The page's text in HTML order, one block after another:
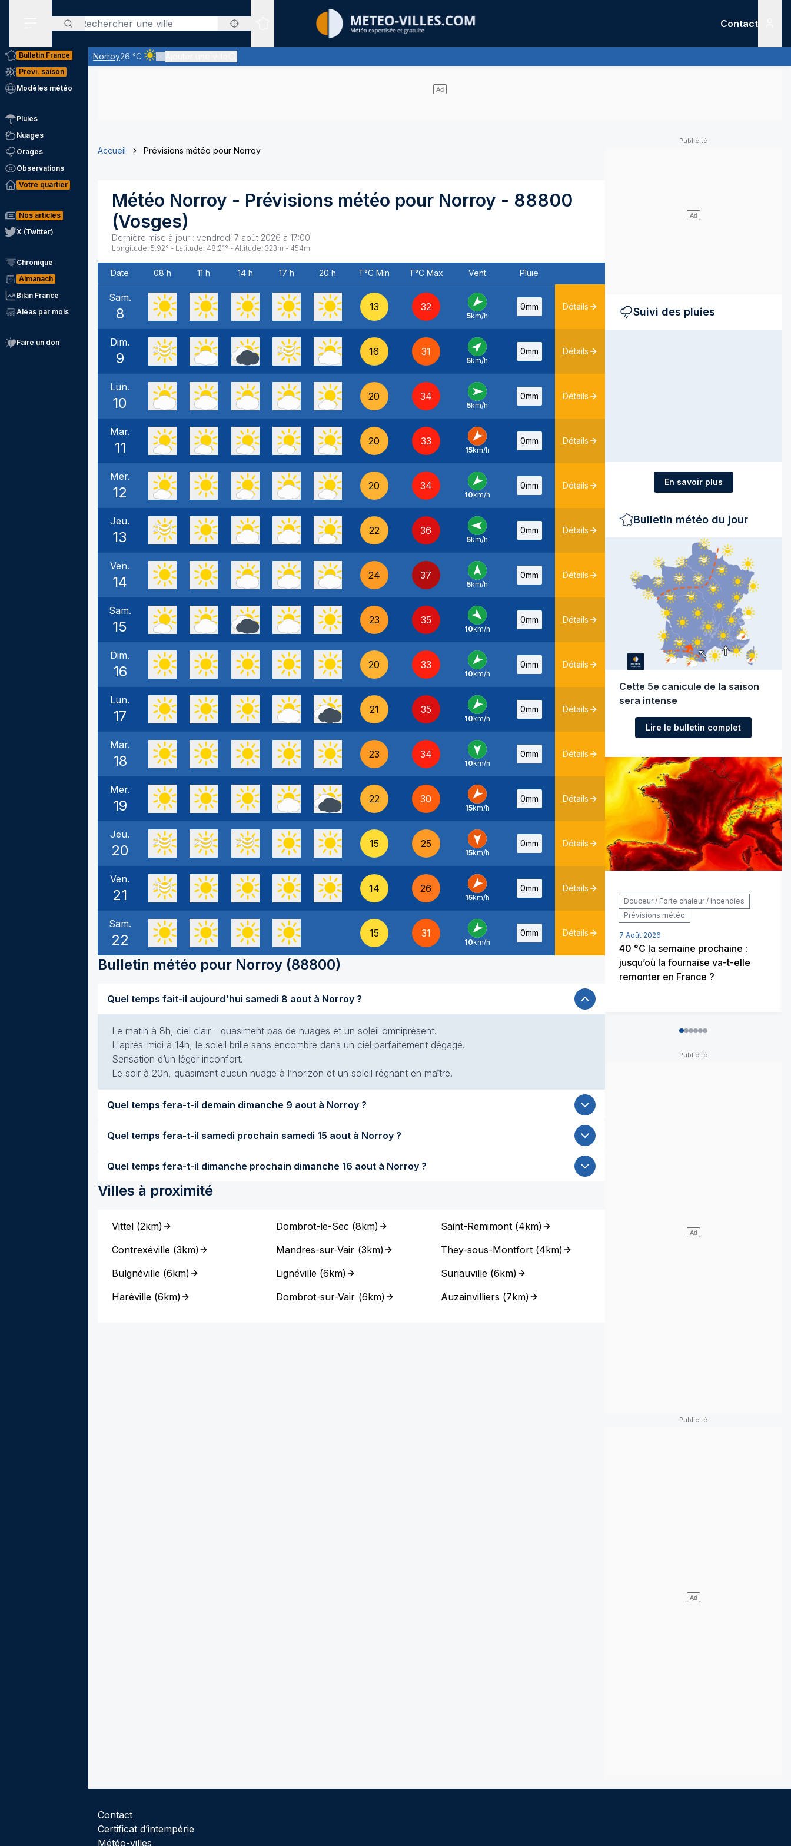
Rechercher
Sites expertis&eacute;s
Contact
Norroy26 °C
Ciel clair - quasiment pas de nuages et un soleil omniprésent
Bulletin France
Prévi. saison
Modèles météo
Pluies
Nuages
Orages
Observations
Votre quartier
Nos articles
X (Twitter)
Chronique
Almanach
Bilan France
Aléas par mois
Faire un don
Accueil Prévisions météo pour Norroy
Météo Norroy - Prévisions météo pour Norroy - 88800
(Vosges)
Dernière mise à jour : vendredi 7 août 2026 à 17:00
Longitude: 5.92° - Latitude: 48.21° - Altitude: 323m - 454m
Date 08 h 11 h 14 h 17 h 20 h T°C Min T°C Max Vent Pluie
Sam.
8 13 32
NE
5km/h
0mm Détails
Dim.
9 16 31
SO
5km/h
0mm Détails
Lun.
10 20 34
O -
5km/h
0mm Détails
Mar.
11 20 33
NE -
15km/h
0mm Détails
Mer.
12 20 34
NE -
10km/h
0mm Détails
Jeu.
13 22 36
E -
5km/h
0mm Détails
Ven.
14 24 37
S -
5km/h
0mm Détails
Sam.
15 23 35
NO -
10km/h
0mm Détails
Dim.
16 20 33
NE -
10km/h
0mm Détails
Lun.
17 21 35
NE -
10km/h
0mm Détails
Mar.
18 23 34
N -
10km/h
0mm Détails
Mer.
19 22 30
NE -
15km/h
0mm Détails
Jeu.
20 15 25
N -
15km/h
0mm Détails
Ven.
21 14 26
NE -
15km/h
0mm Détails
Sam.
22 15 31
NE -
10km/h
0mm Détails
Bulletin météo pour Norroy (88800)
Quel temps fait-il aujourd'hui samedi 8 aout à Norroy ?
Le matin à 8h, ciel clair - quasiment pas de nuages et un soleil omniprésent.
L'après-midi à 14h, le soleil brille sans encombre dans un ciel parfaitement dégagé.
Sensation d’un léger inconfort.
Le soir à 20h, quasiment aucun nuage à l’horizon et un soleil régnant en maître.
Quel temps fera-t-il demain dimanche 9 aout à Norroy ?
Quel temps fera-t-il samedi prochain samedi 15 aout à Norroy ?
Quel temps fera-t-il dimanche prochain dimanche 16 aout à Norroy ?
Villes à proximité
Vittel (2km)
Contrexéville (3km)
Bulgnéville (6km)
Haréville (6km)
Dombrot-le-Sec (8km)
Mandres-sur-Vair (3km)
Lignéville (6km)
Dombrot-sur-Vair (6km)
Saint-Remimont(4km)
They-sous-Montfort(4km)
Suriauville(6km)
Auzainvilliers (7km)
Suivi des pluies
En savoir plus
Bulletin météo du jour
Cette 5e canicule de la saison
sera intense
Lire le bulletin complet
Douceur / Forte chaleur / Incendies
Prévisions météo
7 Août 2026
40 °C la semaine prochaine :
jusqu’où la fournaise va-t-elle
remonter en France ?
Contact
Certificat d’intempérie
Météo-villes